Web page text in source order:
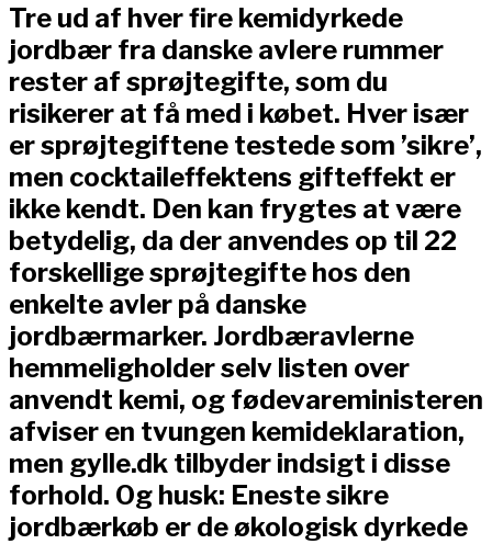
Tre ud af hver fire kemidyrkede
jordbær fra danske avlere rummer
rester af sprøjtegifte, som du
risikerer at få med i købet. Hver især
er sprøjtegiftene testede som ’sikre’,
men cocktaileffektens gifteffekt er
ikke kendt. Den kan frygtes at være
betydelig, da der anvendes op til 22
forskellige sprøjtegifte hos den
enkelte avler på danske
jordbærmarker. Jordbæravlerne
hemmeligholder selv listen over
anvendt kemi, og fødevareministeren
afviser en tvungen kemideklaration,
men gylle.dk tilbyder indsigt i disse
forhold. Og husk: Eneste sikre
jordbærkøb er de økologisk dyrkede